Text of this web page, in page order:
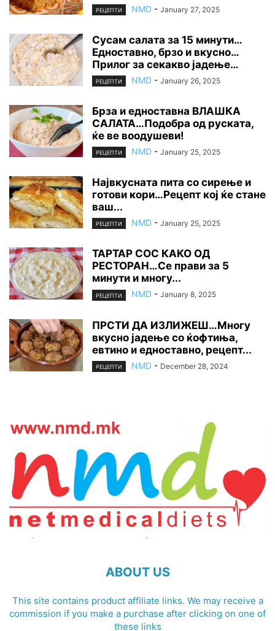
РЕЦЕПТИ NMD - January 27, 2025
Сусам салата за 15 минути…
Едноставно, брзо и вкусно…
Прилог за секакво јадење…
РЕЦЕПТИ NMD - January 26, 2025
Брза и едноставна ВЛАШКА
САЛАТА…Подобра од руската,
ќе ве воодушеви!
РЕЦЕПТИ NMD - January 25, 2025
Највкусната пита со сирење и
готови кори…Рецепт кој ќе стане
ваш...
РЕЦЕПТИ NMD - January 25, 2025
ТАРТАР СОС КАКО ОД
РЕСТОРАН…Се прави за 5
минути и многу...
РЕЦЕПТИ NMD - January 8, 2025
ПРСТИ ДА ИЗЛИЖЕШ…Многу
вкусно јадење со ќофтиња,
евтино и едноставно, рецепт...
РЕЦЕПТИ NMD - December 28, 2024
ABOUT US
This site contains product affiliate links. We may receive a
commission if you make a purchase after clicking on one of
these links